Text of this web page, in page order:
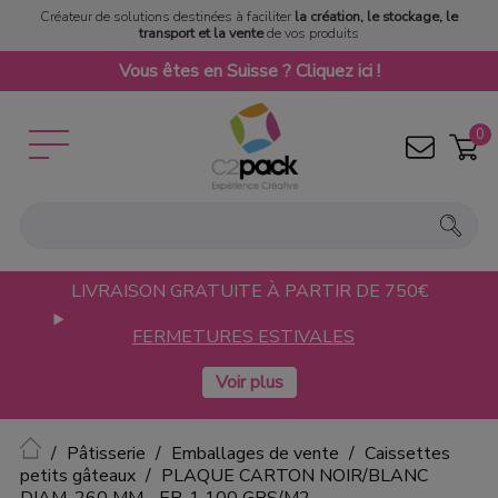
Créateur de solutions destinées à faciliter la création, le stockage, le
transport et la ventede vos produits
Vous êtes en Suisse ? Cliquez ici !
0
LIVRAISON GRATUITE À PARTIR DE 750€
FERMETURES ESTIVALES
Accueil
Pâtisserie Emballages de vente
Caissettes
petits gâteaux
PLAQUE CARTON NOIR/BLANC